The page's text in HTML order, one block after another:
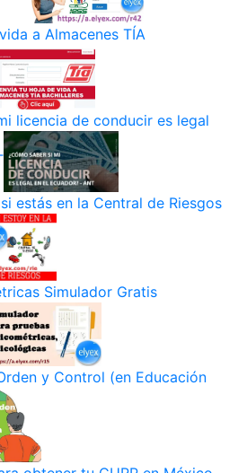
a Almacenes TÍA
licencia de conducir es legal
estás en la Central de Riesgos
Simulador Gratis
y Control (en Educación